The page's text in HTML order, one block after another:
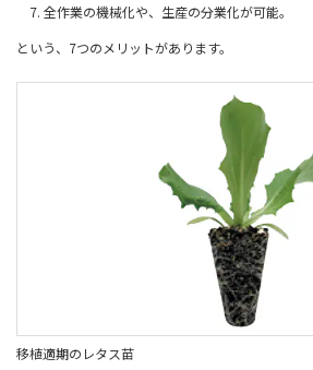
全作業の機械化や、生産の分業化が可能。
という、7つのメリットがあります。
移植適期のレタス苗